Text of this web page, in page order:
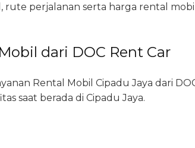
rute perjalanan serta harga rental
dari DOC Rent Car
Rental Mobil Cipadu Jaya dari
saat berada di Cipadu Jaya.